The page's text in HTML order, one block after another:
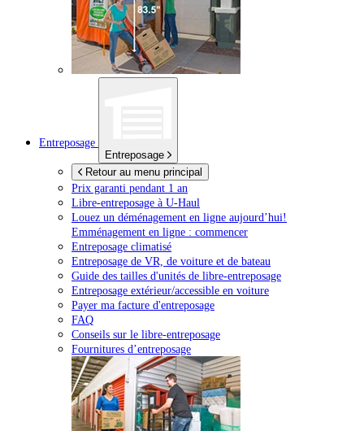
Entreposage
Entreposage
Retour au menu principal
Prix garanti pendant 1 an
Libre-entreposage à U-Haul
Louez un déménagement en ligne aujourd’hui!
Emménagement en ligne : commencer
Entreposage climatisé
Entreposage de VR, de voiture et de bateau
Guide des tailles d'unités de libre-entreposage
Entreposage extérieur/accessible en voiture
Payer ma facture d'entreposage
FAQ
Conseils sur le libre-entreposage
Fournitures d’entreposage